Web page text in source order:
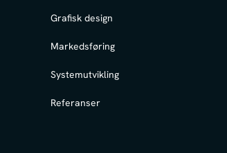
Grafisk design
Markedsføring
Systemutvikling
Referanser